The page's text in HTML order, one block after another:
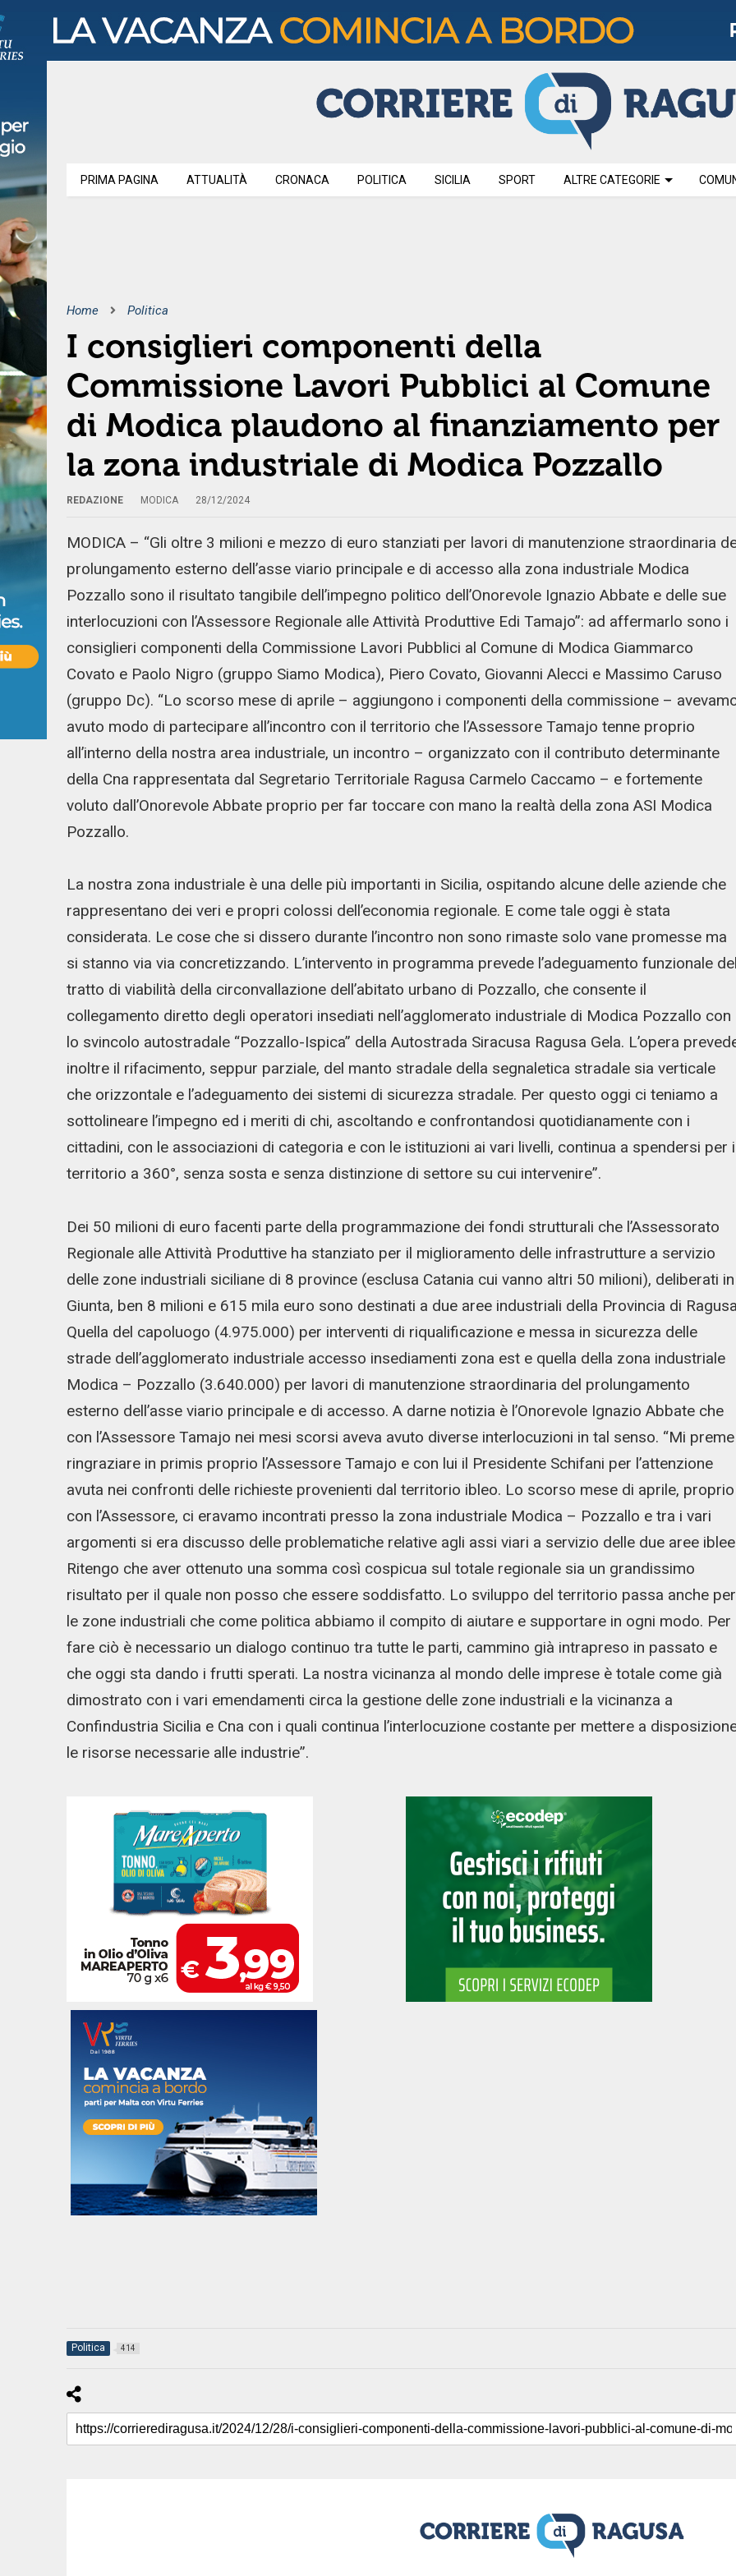
PRIMA PAGINA ATTUALITÀ CRONACA POLITICA SICILIA SPORT ALTRE CATEGORIE
Home Politica
I consiglieri componenti della
Commissione Lavori Pubblici al Comune
di Modica plaudono al finanziamento per
la zona industriale di Modica Pozzallo
REDAZIONE MODICA 28/12/2024
MODICA – “Gli oltre 3 milioni e mezzo di euro stanziati per lavori di manutenzione straordinaria
prolungamento esterno dell’asse viario principale e di accesso alla zona industriale Modica
Pozzallo sono il risultato tangibile dell’impegno politico dell’Onorevole Ignazio Abbate e delle sue
interlocuzioni con l’Assessore Regionale alle Attività Produttive Edi Tamajo”: ad affermarlo sono i
consiglieri componenti della Commissione Lavori Pubblici al Comune di Modica Giammarco
Covato e Paolo Nigro (gruppo Siamo Modica), Piero Covato, Giovanni Alecci e Massimo Caruso
(gruppo Dc). “Lo scorso mese di aprile – aggiungono i componenti della commissione –
avuto modo di partecipare all’incontro con il territorio che l’Assessore Tamajo tenne proprio
all’interno della nostra area industriale, un incontro – organizzato con il contributo determinante
della Cna rappresentata dal Segretario Territoriale Ragusa Carmelo Caccamo – e fortemente
voluto dall’Onorevole Abbate proprio per far toccare con mano la realtà della zona ASI Modica
Pozzallo.
La nostra zona industriale è una delle più importanti in Sicilia, ospitando alcune delle aziende che
rappresentano dei veri e propri colossi dell’economia regionale. E come tale oggi è stata
considerata. Le cose che si dissero durante l’incontro non sono rimaste solo vane promesse ma
si stanno via via concretizzando. L’intervento in programma prevede l’adeguamento funzionale
tratto di viabilità della circonvallazione dell’abitato urbano di Pozzallo, che consente il
collegamento diretto degli operatori insediati nell’agglomerato industriale di Modica Pozzallo con
lo svincolo autostradale “Pozzallo-Ispica” della Autostrada Siracusa Ragusa Gela. L’opera
inoltre il rifacimento, seppur parziale, del manto stradale della segnaletica stradale sia verticale
che orizzontale e l’adeguamento dei sistemi di sicurezza stradale. Per questo oggi ci teniamo a
sottolineare l’impegno ed i meriti di chi, ascoltando e confrontandosi quotidianamente con i
cittadini, con le associazioni di categoria e con le istituzioni ai vari livelli, continua a spendersi per
territorio a 360°, senza sosta e senza distinzione di settore su cui intervenire”.
Dei 50 milioni di euro facenti parte della programmazione dei fondi strutturali che l’Assessorato
Regionale alle Attività Produttive ha stanziato per il miglioramento delle infrastrutture a servizio
delle zone industriali siciliane di 8 province (esclusa Catania cui vanno altri 50 milioni), deliberati in
Giunta, ben 8 milioni e 615 mila euro sono destinati a due aree industriali della Provincia di
Quella del capoluogo (4.975.000) per interventi di riqualificazione e messa in sicurezza delle
strade dell’agglomerato industriale accesso insediamenti zona est e quella della zona industriale
Modica – Pozzallo (3.640.000) per lavori di manutenzione straordinaria del prolungamento
esterno dell’asse viario principale e di accesso. A darne notizia è l’Onorevole Ignazio Abbate che
con l’Assessore Tamajo nei mesi scorsi aveva avuto diverse interlocuzioni in tal senso. “Mi preme
ringraziare in primis proprio l’Assessore Tamajo e con lui il Presidente Schifani per l’attenzione
avuta nei confronti delle richieste provenienti dal territorio ibleo. Lo scorso mese di aprile, proprio
con l’Assessore, ci eravamo incontrati presso la zona industriale Modica – Pozzallo e tra i vari
argomenti si era discusso delle problematiche relative agli assi viari a servizio delle due aree
Ritengo che aver ottenuto una somma così cospicua sul totale regionale sia un grandissimo
risultato per il quale non posso che essere soddisfatto. Lo sviluppo del territorio passa anche per
le zone industriali che come politica abbiamo il compito di aiutare e supportare in ogni modo. Per
fare ciò è necessario un dialogo continuo tra tutte le parti, cammino già intrapreso in passato e
che oggi sta dando i frutti sperati. La nostra vicinanza al mondo delle imprese è totale come già
dimostrato con i vari emendamenti circa la gestione delle zone industriali e la vicinanza a
Confindustria Sicilia e Cna con i quali continua l’interlocuzione costante per mettere a
le risorse necessarie alle industrie”.
Politica 414